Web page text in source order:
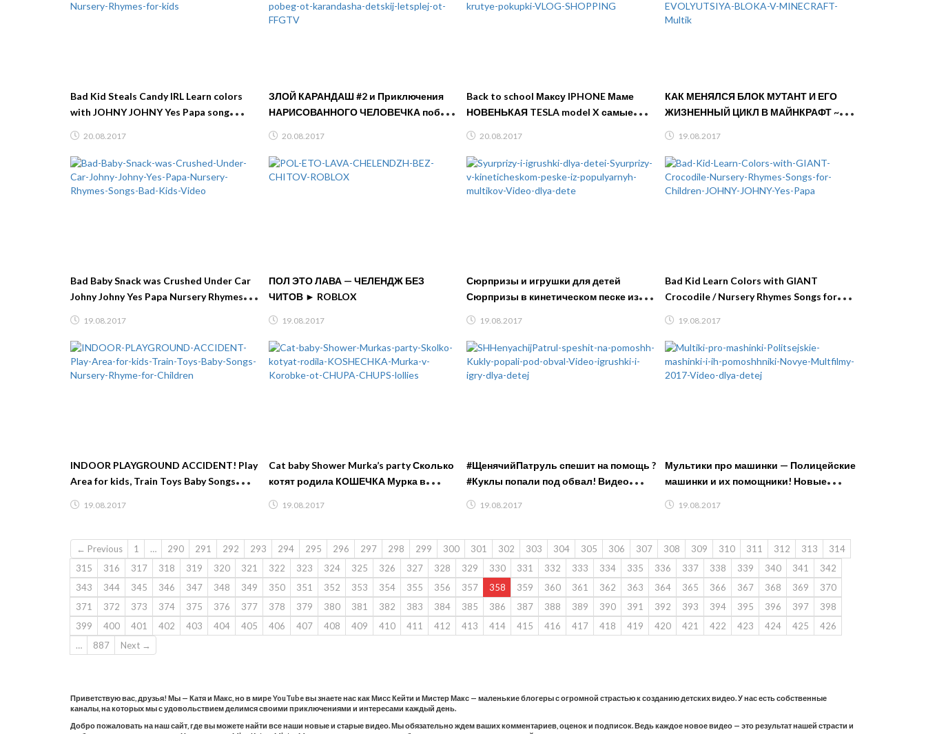
Bad Kid Steals Candy IRL Learn colors
with JOHNY JOHNY Yes Papa song
20.08.2017
ЗЛОЙ КАРАНДАШ #2 и Приключения
НАРИСОВАННОГО ЧЕЛОВЕЧКА побег
FFGTV
20.08.2017
Back to school Максу IPHONE Маме
НОВЕНЬКАЯ TESLA model X самые
20.08.2017
КАК МЕНЯЛСЯ БЛОК МУТАНТ И ЕГО
ЖИЗНЕННЫЙ ЦИКЛ В МАЙНКРАФТ ~
Мультик
19.08.2017
Bad Baby Snack was Crushed Under Car
Johny Johny Yes Papa Nursery Rhymes
19.08.2017
ПОЛ ЭТО ЛАВА — ЧЕЛЕНДЖ БЕЗ
ЧИТОВ ► ROBLOX
19.08.2017
Сюрпризы и игрушки для детей
Сюрпризы в кинетическом песке из
дете
19.08.2017
Bad Kid Learn Colors with GIANT
Crocodile / Nursery Rhymes Songs for
19.08.2017
INDOOR PLAYGROUND ACCIDENT! Play
Area for kids, Train Toys Baby Songs
Nursery Rhyme for Children
19.08.2017
Cat baby Shower Murka’s party Сколько
котят родила КОШЕЧКА Мурка в
Коробке от CHUPA CHUPS lollies
19.08.2017
#ЩенячийПатруль спешит на помощь ?
#Куклы попали под обвал! Видео
#игрушки и игры для детей
19.08.2017
Мультики про машинки — Полицейские
машинки и их помощники! Новые
#Мультфильмы 2017/ Видео #для
19.08.2017
← Previous 1 … 290 291 292 293 294 295 296 297 298 299 300 301 302 303 304 305 306 307 308 309 310 311 312 313
314
315
316 317 318 319 320 321 322 323 324 325 326 327 328 329 330 331 332 333 334 335 336 337 338 339 340 341
342
343
344 345 346 347 348 349 350 351 352 353 354 355 356 357 358 359 360 361 362 363 364 365 366 367 368 369
370
371
372 373 374 375 376 377 378 379 380 381 382 383 384 385 386 387 388 389 390 391 392 393 394 395 396 397
398
399
400 401 402 403 404 405 406 407 408 409 410 411 412 413 414 415 416 417 418 419 420 421 422 423 424 425
426
…
887 Next →
Приветствую вас, друзья! Мы — Катя и Макс, но в мире YouTube вы знаете нас как Мисс Кейти и Мистер Макс — маленькие блогеры с огромной страстью к созданию детских видео. У нас есть собственные
каналы, на которых мы с удовольствием делимся своими приключениями и интересами каждый день.
Добро пожаловать на наш сайт, где вы можете найти все наши новые и старые видео. Мы обязательно ждем ваших комментариев, оценок и подписок. Ведь каждое новое видео — это результат нашей страсти и